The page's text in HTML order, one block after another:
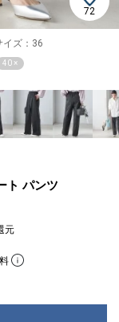
72
イズ：36
40 ×
ト パンツ
元